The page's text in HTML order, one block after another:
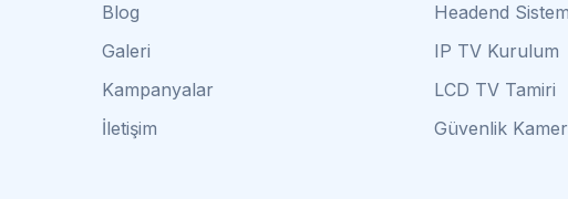
Blog
Galeri
Kampanyalar
İletişim
Headend
IP TV Kurulum
LCD TV Tamiri
Güvenlik